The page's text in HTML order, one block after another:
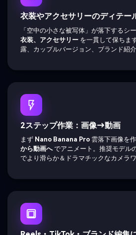
衣装やアクセサリーのディテー
「空中の小さな被写体」が落下するシ
衣装、アクセサリー を一貫して保ちま
露、カップルバージョン、ブランド紹介
2ステップ作業：画像→動画
まず Nano Banana Pro 雲落下画像を
から動画へでアニメート。推奨モデル
でより滑らか＆ドラマチックなカメラワ